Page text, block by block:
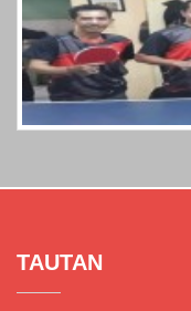
TAUTAN